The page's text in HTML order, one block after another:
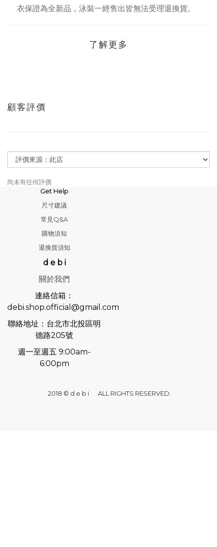
衣保證為全新品，泳裝一經售出皆無法受理退換貨。
了解更多
顧客評價
尚未有任何評價
Get Help
尺寸建議
常見Q&A
購物須知
退換貨須知
d e b i
關於我們
連絡信箱：
debi.shop.official@gmail.com
聯絡地址：台北市北投區明
德路205號
週一至週五 9:00am-
6:00pm
2018 © d e b i ALL RIGHTS RESERVED.